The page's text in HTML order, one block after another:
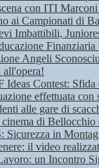
con ITI
ai Campionati di
Imbattibili,
Angeli
all'opera!
Contest:
effettuata con
alle gare di
di Bellocchio
in
il video
un Incontro